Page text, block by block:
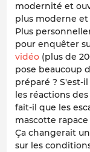
modernité et
plus moderne et
Plus
pour enquêter
vidéo (plus de
pose beaucoup
préparé ? S'est-
les réactions
fait-il que les
mascotte
Ça changerait
sur les